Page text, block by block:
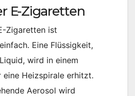
E-Zigaretten
Zigaretten ist
Eine Flüssigkeit,
wird in einem
eine Heizspirale erhitzt.
Aerosol wird